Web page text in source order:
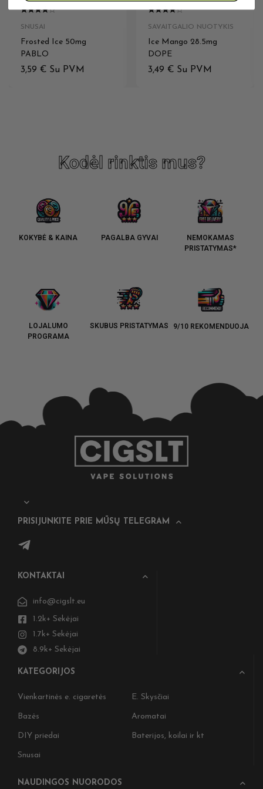
SNUSAI
Frosted Ice 50mg
PABLO
3,59 € Su PVM
SAVAITGALIO NUOTYKIS
Ice Mango 28.5mg
DOPE
3,49 € Su PVM
Kodėl rinktis mus?
KOKYBĖ & KAINA PAGALBA GYVAI
NEMOKAMAS
PRISTATYMAS*
LOJALUMO
PROGRAMA
SKUBUS PRISTATYMAS 9/10 REKOMENDUOJA
PRISIJUNKITE PRIE MŪSŲ TELEGRAM
KONTAKTAI
info@cigslt.eu
1.2k+ Sekėjai
1.7k+ Sekėjai
8.9k+ Sekėjai
KATEGORIJOS
Vienkartinės e. cigaretės E. Skysčiai
Bazės Aromatai
DIY priedai Baterijos, koilai ir kt
Snusai
NAUDINGOS NUORODOS